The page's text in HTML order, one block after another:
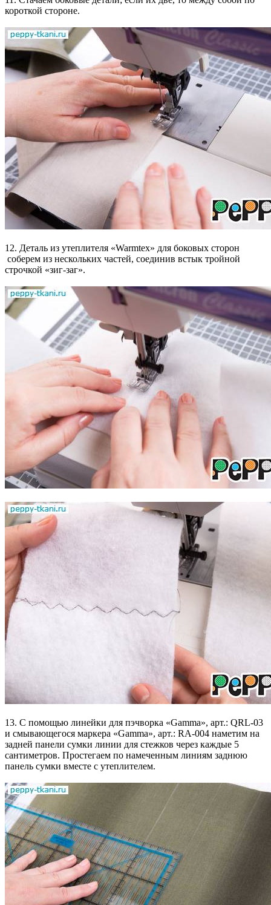
короткой стороне.
12. Деталь из утеплителя «Warmtex» для боковых сторон
соберем из нескольких частей, соединив встык тройной
строчкой «зиг-заг».
13. С помощью линейки для пэчворка «Gamma», арт.: QRL-03
и смывающегося маркера «Gamma», арт.: RA-004 наметим на
задней панели сумки линии для стежков через каждые 5
сантиметров. Простегаем по намеченным линиям заднюю
панель сумки вместе с утеплителем.